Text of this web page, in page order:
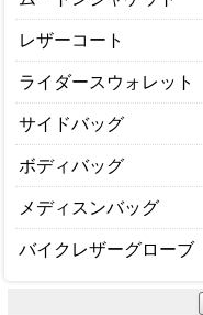
レザーコート
ライダースウォレット
サイドバッグ
ボディバッグ
メディスンバッグ
バイクレザーグローブ